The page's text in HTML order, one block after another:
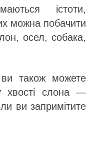
істоти,
можна побачити
осел, собака,
ви також можете
хвості слона —
ви запримітите